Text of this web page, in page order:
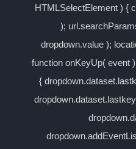
HTMLSelectElement ) {
);
dropdown.value );
function onKeyUp( event
{